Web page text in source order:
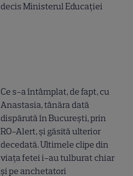
decis Ministerul Educației
Ce s-a întâmplat, de fapt, cu
Anastasia, tânăra dată
dispărută în București, prin
RO-Alert, și găsită ulterior
decedată. Ultimele clipe din
viața fetei i-au tulburat chiar
și pe anchetatori